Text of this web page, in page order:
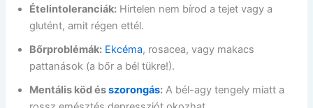
Ételintoleranciák: Hirtelen nem bírod a tejet vagy a
glutént, amit régen ettél.
Bőrproblémák: Ekcéma, rosacea, vagy makacs
pattanások (a bőr a bél tükre!).
Mentális köd ésszorongás: A bél-agy tengely miatt a